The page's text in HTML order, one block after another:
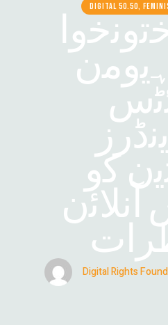
DIGITAL 50.50,
ﮐو
آﻧﻼﺋن
Digital Rights